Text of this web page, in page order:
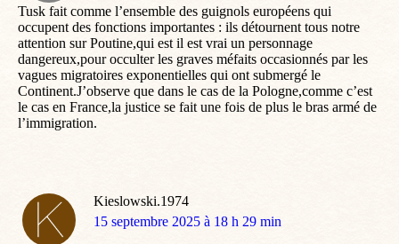
Tusk fait comme l’ensemble des guignols européens qui
occupent des fonctions importantes : ils détournent tous notre
attention sur Poutine,qui est il est vrai un personnage
dangereux,pour occulter les graves méfaits occasionnés par les
vagues migratoires exponentielles qui ont submergé le
Continent.J’observe que dans le cas de la Pologne,comme c’est
le cas en France,la justice se fait une fois de plus le bras armé de
l’immigration.
Kieslowski.1974
dit
15 septembre 2025 à 18 h 29 min